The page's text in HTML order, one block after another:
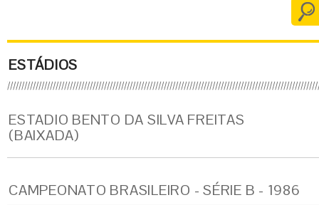
ESTÁDIOS
ESTADIO BENTO DA SILVA FREITAS
(BAIXADA)
CAMPEONATO BRASILEIRO - SÉRIE B - 1986